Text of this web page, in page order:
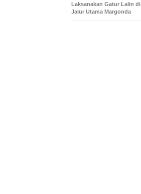
Laksanakan Gatur Lalin di
Jalur Utama Margonda